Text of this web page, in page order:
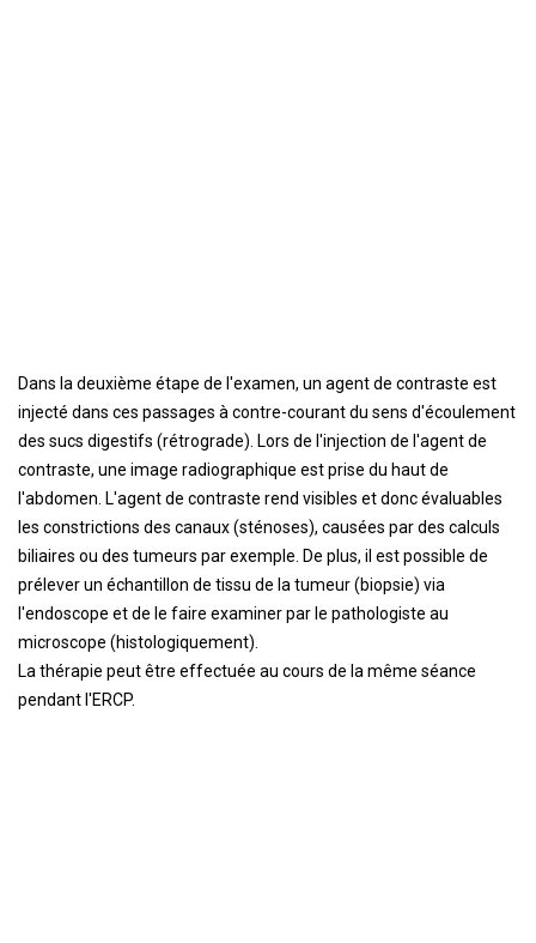
Dans la deuxième étape de l'examen, un agent de contraste est
injecté dans ces passages à contre-courant du sens d'écoulement
des sucs digestifs (rétrograde). Lors de l'injection de l'agent de
contraste, une image radiographique est prise du haut de
l'abdomen. L'agent de contraste rend visibles et donc évaluables
les constrictions des canaux (sténoses), causées par des calculs
biliaires ou des tumeurs par exemple. De plus, il est possible de
prélever un échantillon de tissu de la tumeur (biopsie) via
l'endoscope et de le faire examiner par le pathologiste au
microscope (histologiquement).
La thérapie peut être effectuée au cours de la même séance
pendant l'ERCP.